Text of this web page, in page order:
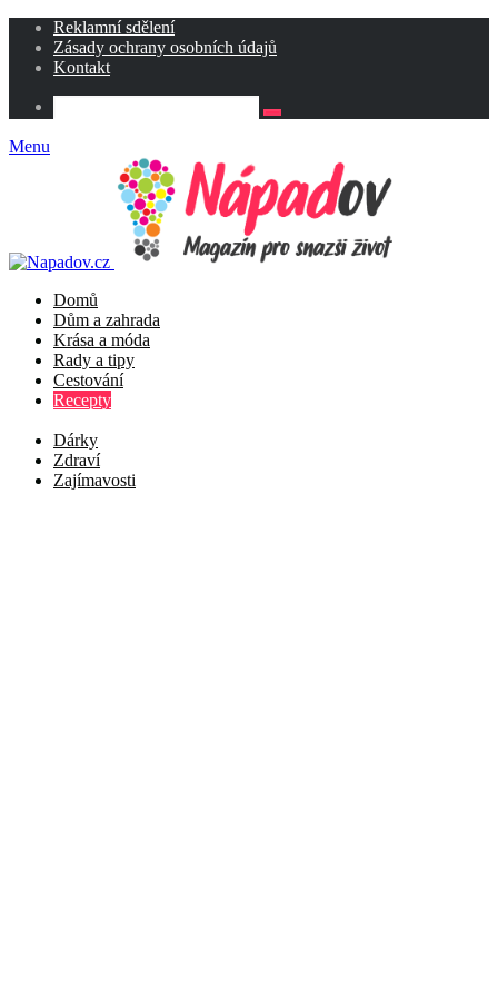
Reklamní sdělení
Zásady ochrany osobních údajů
Kontakt
Menu
Domů
Dům a zahrada
Krása a móda
Rady a tipy
Cestování
Recepty
Dárky
Zdraví
Zajímavosti